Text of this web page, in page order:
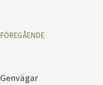
FÖREGÅENDE
Genvägar